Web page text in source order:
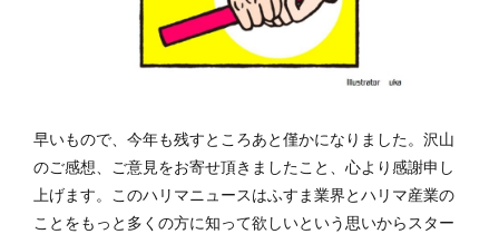
早いもので、今年も残すところあと僅かになりました。沢山
のご感想、ご意見をお寄せ頂きましたこと、心より感謝申し
上げます。このハリマニュースはふすま業界とハリマ産業の
ことをもっと多くの方に知って欲しいという思いからスター
建具サミット
我妻隆吉
江戸からかみ総合集
矢島照子
講演・講義・研修
検索